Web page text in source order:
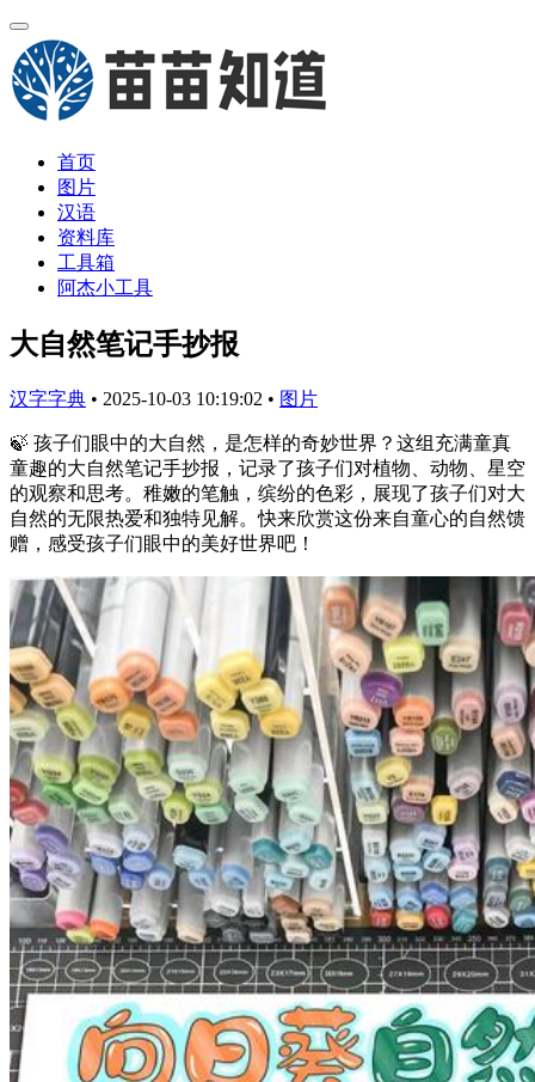
首页
图片
汉语
资料库
工具箱
阿杰小工具
大自然笔记手抄报
汉字字典 • 2025-10-03 10:19:02 • 图片
🍃 孩子们眼中的大自然，是怎样的奇妙世界？这组充满童真
童趣的大自然笔记手抄报，记录了孩子们对植物、动物、星空
的观察和思考。稚嫩的笔触，缤纷的色彩，展现了孩子们对大
自然的无限热爱和独特见解。快来欣赏这份来自童心的自然馈
赠，感受孩子们眼中的美好世界吧！